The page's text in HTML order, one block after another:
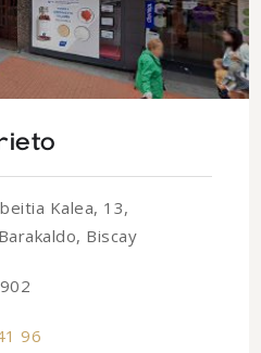
Kalea, 13,
Biscay
96